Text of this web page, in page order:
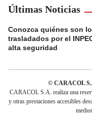
Últimas Noticias
Conozca quiénes son
trasladados por el
alta seguridad
© CARACOL
CARACOL S.A. realiza una
y otras prestaciones accesibles